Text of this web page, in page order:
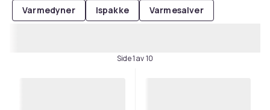
Varmedyner Ispakke Varmesalver
Side 1 av 10